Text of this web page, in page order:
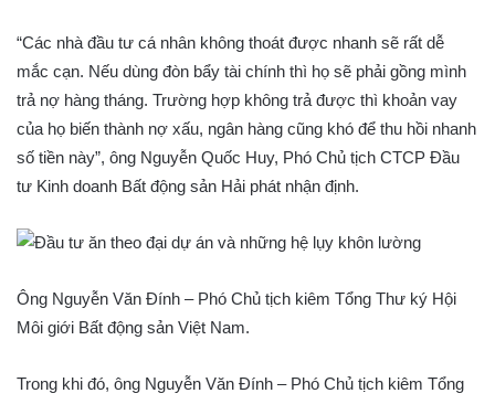
“Các nhà đầu tư cá nhân không thoát được nhanh sẽ rất dễ
mắc cạn. Nếu dùng đòn bẩy tài chính thì họ sẽ phải gồng mình
trả nợ hàng tháng. Trường hợp không trả được thì khoản vay
của họ biến thành nợ xấu, ngân hàng cũng khó để thu hồi nhanh
số tiền này”, ông Nguyễn Quốc Huy, Phó Chủ tịch CTCP Đầu
tư Kinh doanh Bất động sản Hải phát nhận định.
Ông Nguyễn Văn Đính – Phó Chủ tịch kiêm Tổng Thư ký Hội
Môi giới Bất động sản Việt Nam.
Trong khi đó, ông Nguyễn Văn Đính – Phó Chủ tịch kiêm Tổng